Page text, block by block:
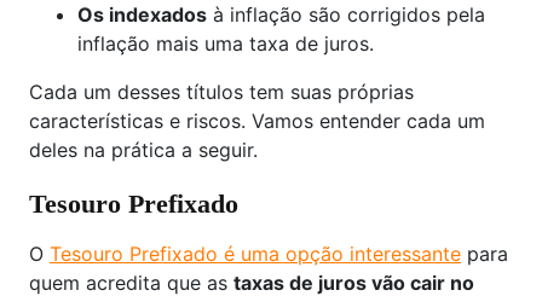
Os indexados à inflação são corrigidos pela
inflação mais uma taxa de juros.
Cada um desses títulos tem suas próprias
características e riscos. Vamos entender cada um
deles na prática a seguir.
Tesouro Prefixado
O Tesouro Prefixado é uma opção interessante para
quem acredita que as taxas de juros vão cair no